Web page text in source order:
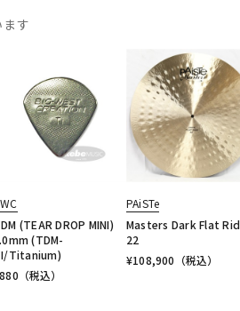
す
(TEAR DROP MINI)
(TDM-
Titanium)
880 （税込）
PAiSTe
Masters Dark Flat
22
¥108,900 （税込）